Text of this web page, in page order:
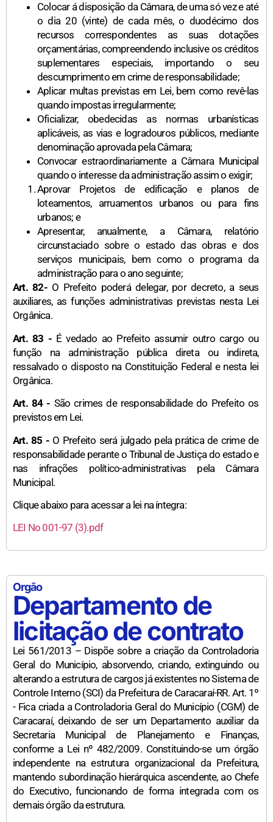
Colocar á disposição da Câmara, de uma só vez e até
o dia 20 (vinte) de cada mês, o duodécimo dos
recursos correspondentes as suas dotações
orçamentárias, compreendendo inclusive os créditos
suplementares especiais, importando o seu
descumprimento em crime de responsabilidade;
Aplicar multas previstas em Lei, bem como revê-las
quando impostas irregularmente;
Oficializar, obedecidas as normas urbanísticas
aplicáveis, as vias e logradouros públicos, mediante
denominação aprovada pela Câmara;
Convocar estraordinariamente a Câmara Municipal
quando o interesse da administração assim o exigir;
Aprovar Projetos de edificação e planos de
loteamentos, arruamentos urbanos ou para fins
urbanos; e
Apresentar, anualmente, a Câmara, relatório
circunstaciado sobre o estado das obras e dos
serviços municipais, bem como o programa da
administração para o ano seguinte;
Art. 82-O Prefeito poderá delegar, por decreto, a seus
auxiliares, as funções administrativas previstas nesta Lei
Orgânica.
Art. 83 -É vedado ao Prefeito assumir outro cargo ou
função na administração pública direta ou indireta,
ressalvado o disposto na Constituição Federal e nesta lei
Orgânica.
Art. 84 - São crimes de responsabilidade do Prefeito os
previstos em Lei.
Art. 85 -O Prefeito será julgado pela prática de crime de
responsabilidade perante o Tribunal de Justiça do estado e
nas infrações político-administrativas pela Câmara
Municipal.
Clique abaixo para acessar a lei na íntegra:
LEI No 001-97 (3).pdf
Orgão
Departamento de
licitação de contrato
Lei 561/2013 – Dispõe sobre a criação da Controladoria
Geral do Município, absorvendo, criando, extinguindo ou
alterando a estrutura de cargos já existentes no Sistema de
Controle Interno (SCI) da Prefeitura de Caracaraí-RR. Art. 1º
- Fica criada a Controladoria Geral do Município (CGM) de
Caracaraí, deixando de ser um Departamento auxiliar da
Secretaria Municipal de Planejamento e Finanças,
conforme a Lei nº 482/2009. Constituindo-se um órgão
independente na estrutura organizacional da Prefeitura,
mantendo subordinação hierárquica ascendente, ao Chefe
do Executivo, funcionando de forma integrada com os
demais órgão da estrutura.